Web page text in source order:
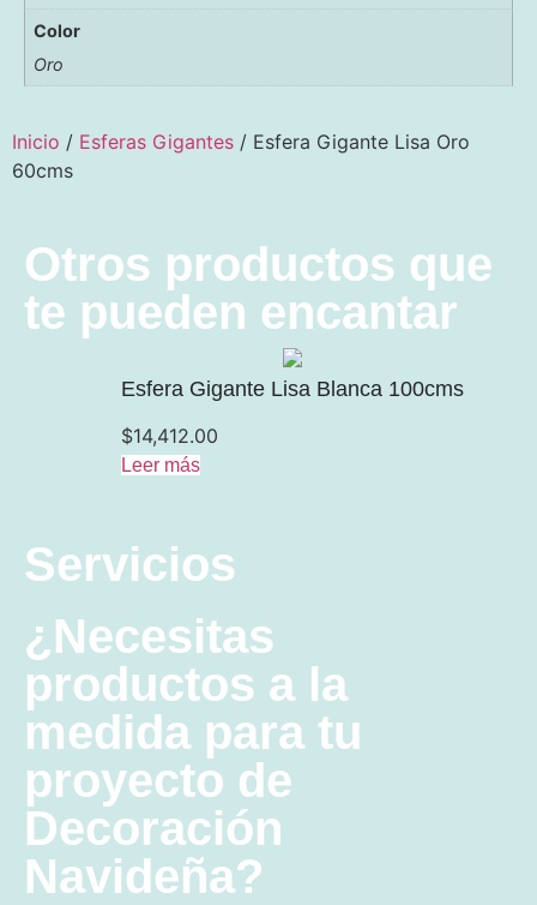
Color
Oro
Inicio / Esferas Gigantes / Esfera Gigante Lisa Oro
60cms
Otros productos que
te pueden encantar
Esfera Gigante Lisa Blanca 100cms
$14,412.00
Leer más
Servicios
¿Necesitas
productos a la
medida para tu
proyecto de
Decoración
Navideña?